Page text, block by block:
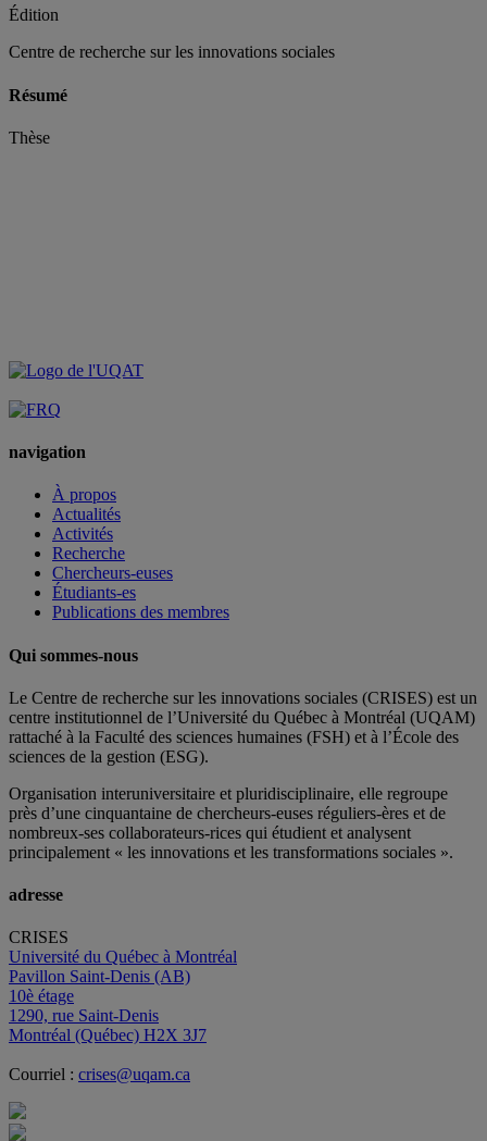
Édition
Centre de recherche sur les innovations sociales
Résumé
Thèse
navigation
À propos
Actualités
Activités
Recherche
Chercheurs-euses
Étudiants-es
Publications des membres
Qui sommes-nous
Le Centre de recherche sur les innovations sociales (CRISES) est un
centre institutionnel de l’Université du Québec à Montréal (UQAM)
rattaché à la Faculté des sciences humaines (FSH) et à l’École des
sciences de la gestion (ESG).
Organisation interuniversitaire et pluridisciplinaire, elle regroupe
près d’une cinquantaine de chercheurs-euses réguliers-ères et de
nombreux-ses collaborateurs-rices qui étudient et analysent
principalement « les innovations et les transformations sociales ».
adresse
CRISES
Université du Québec à Montréal
Pavillon Saint-Denis (AB)
10è étage
1290, rue Saint-Denis
Montréal (Québec) H2X 3J7
Courriel : crises@uqam.ca